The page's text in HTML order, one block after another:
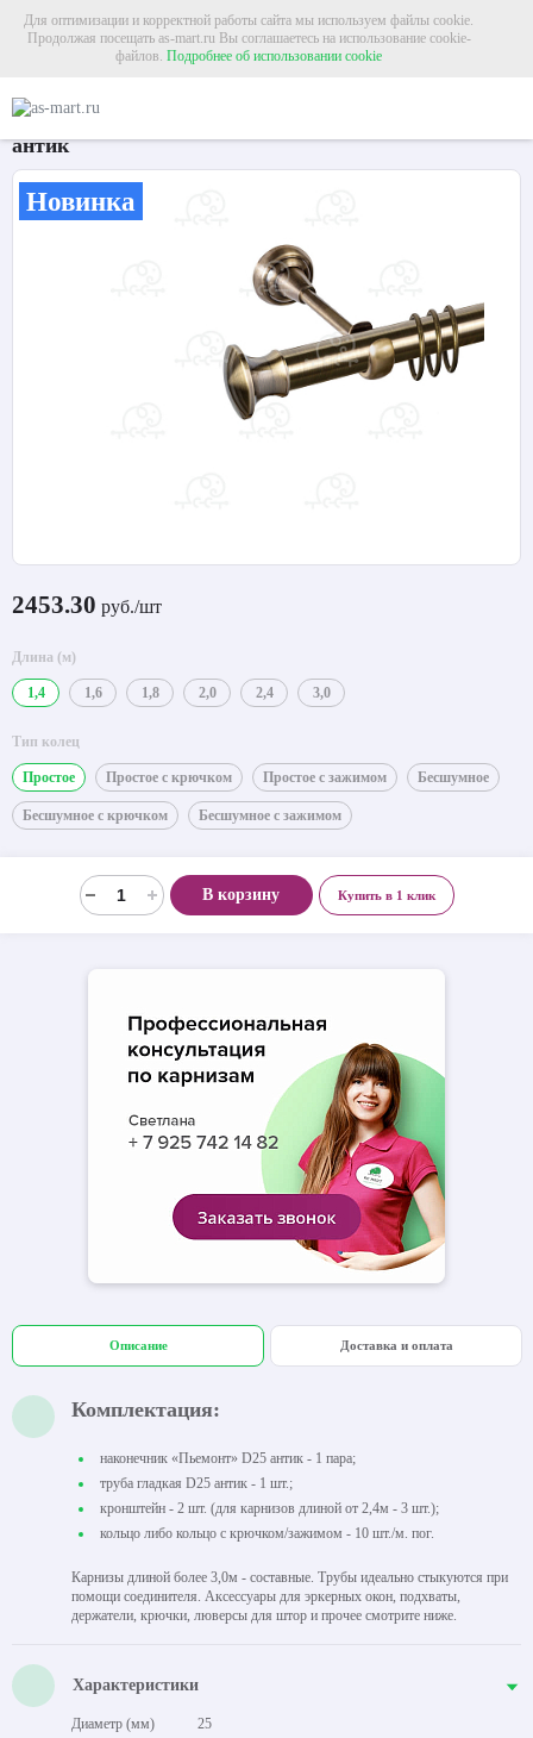
Для оптимизации и корректной работы сайта мы используем файлы cookie.
Продолжая посещать as-mart.ru Вы соглашаетесь на использование cookie-
файлов. Подробнее об использовании cookie
Карниз для штор однорядный «Пьемонт» Ø25Г
антик
Новинка
2453.30 руб./шт
Длина (м)
1,4 1,6 1,8 2,0 2,4 3,0
Тип колец
Простое Простое с крючком Простое с зажимом Бесшумное
Бесшумное с крючком Бесшумное с зажимом
В корзину Купить в 1 клик
Описание Доставка и оплата
Комплектация:
наконечник «Пьемонт» D25 антик - 1 пара;
труба гладкая D25 антик - 1 шт.;
кронштейн - 2 шт. (для карнизов длиной от 2,4м - 3 шт.);
кольцо либо кольцо с крючком/зажимом - 10 шт./м. пог.
Карнизы длиной более 3,0м - составные. Трубы идеально стыкуются при
помощи соединителя. Аксессуары для эркерных окон, подхваты,
держатели, крючки, люверсы для штор и прочее смотрите ниже.
Характеристики
Диаметр (мм) 25